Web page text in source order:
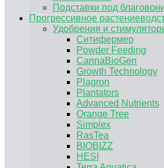
RasTea
BIOBIZZ
HESI
Terra Aquatica
Другие удобрения,
вредителей
Микориза / Бактерии
Гидропонные системы и
Капельный полив
Гидропонные
Компрессоры
Помпы погружные
Аэраторные камни
Гроутенты
Комплектующие для
Гроутенты
Подставки под
Прогрессивное
Удобрения и
Ситифермер
Powder Feeding
CannaBioGen
Growth Technology
Plagron
Plantators
Advanced Nutrients
Orange Tree
Simplex
RasTea
BIOBIZZ
HESI